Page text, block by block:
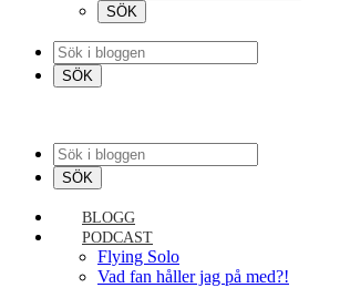
BLOGG
PODCAST
Flying Solo
Vad fan håller jag på med?!